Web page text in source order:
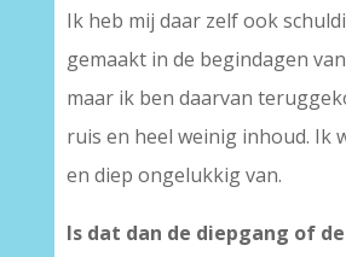
Ik heb mij daar zelf ook
gemaakt in de begindagen
maar ik ben daarvan
ruis en heel weinig inhoud. Ik
en diep ongelukkig van.
Is dat dan de diepgang of